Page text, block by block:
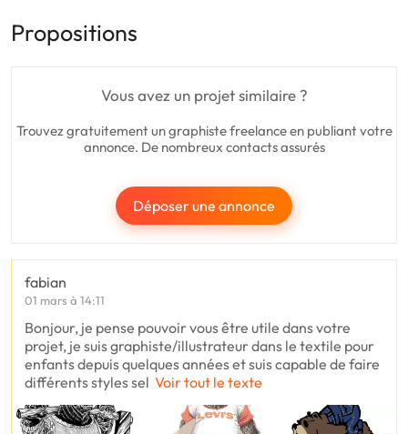
Propositions
Vous avez un projet similaire ?
Trouvez gratuitement un graphiste freelance en publiant votre
annonce. De nombreux contacts assurés
Déposer une annonce
fabian
01 mars à 14:11
Bonjour, je pense pouvoir vous être utile dans votre
projet, je suis graphiste/illustrateur dans le textile pour
enfants depuis quelques années et suis capable de faire
différents styles sel Voir tout le texte